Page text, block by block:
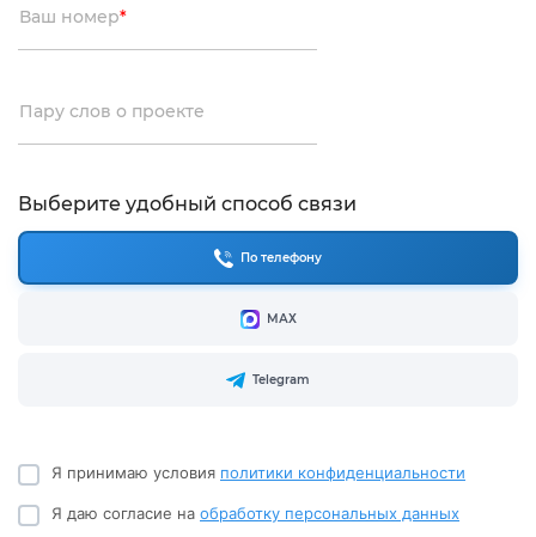
Ваш номер*
Пару слов о проекте
Выберите удобный способ связи
По телефону
МАХ
Telegram
Я принимаю условия политики конфиденциальности
Я даю согласие на обработку персональных данных